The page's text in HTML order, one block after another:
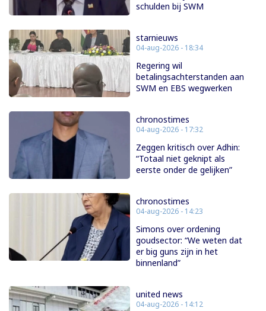
schulden bij SWM
starnieuws
04-aug-2026 - 18:34
Regering wil
betalingsachterstanden aan
SWM en EBS wegwerken
chronostimes
04-aug-2026 - 17:32
Zeggen kritisch over Adhin:
“Totaal niet geknipt als
eerste onder de gelijken”
chronostimes
04-aug-2026 - 14:23
Simons over ordening
goudsector: “We weten dat
er big guns zijn in het
binnenland”
united news
04-aug-2026 - 14:12